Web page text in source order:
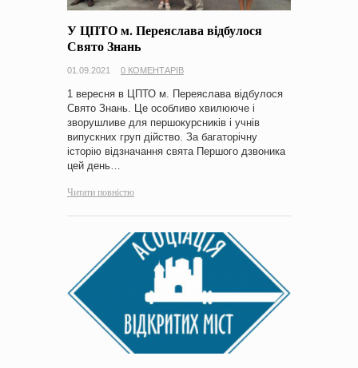
У ЦПТО м. Переяслава відбулося
Свято Знань
01.09.2021 0 КОМЕНТАРІВ
1 вересня в ЦПТО м. Переяслава відбулося
Свято Знань. Це особливо хвилююче і
зворушливе для першокурсників і учнів
випускних груп дійство. За багаторічну
історію відзначання свята Першого дзвоника
цей день…
Читати повністю